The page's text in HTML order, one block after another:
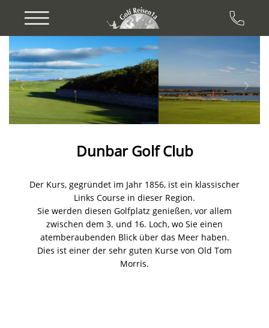
Previous
Dunbar Golf Club
Der Kurs, gegründet im Jahr 1856, ist ein klassischer
Links Course in dieser Region.
Sie werden diesen Golfplatz genießen, vor allem
zwischen dem 3. und 16. Loch, wo Sie einen
atemberaubenden Blick über das Meer haben.
Dies ist einer der sehr guten Kurse von Old Tom
Morris.